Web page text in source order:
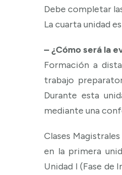
Debe completar
La cuarta unidad
– ¿Cómo será la
Formación a
trabajo
Durante esta
mediante una
Clases
en la primera
Unidad I (Fase de